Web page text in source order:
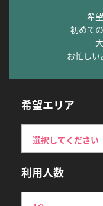
希
初めて
お忙しい
希望エリア
利用人数